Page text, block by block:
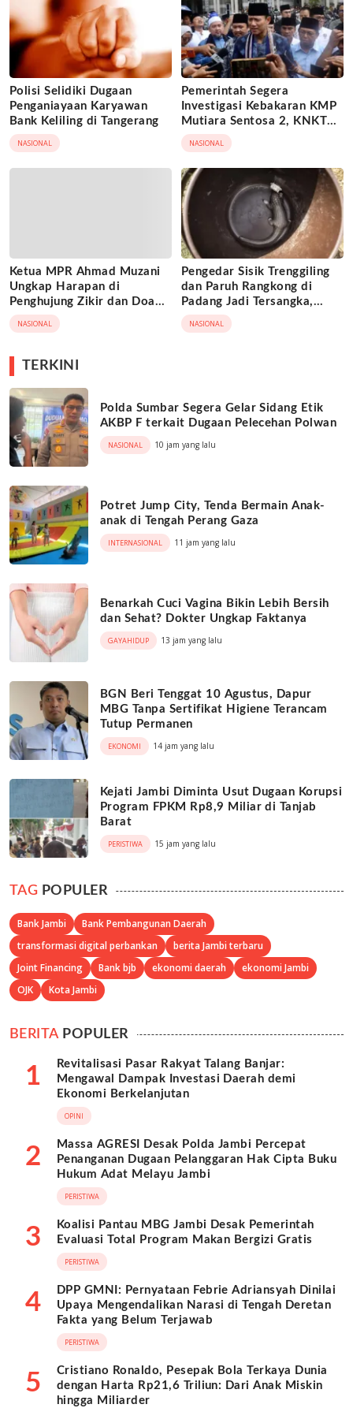
Polisi Selidiki Dugaan
Penganiayaan Karyawan
Bank Keliling di Tangerang
NASIONAL
Pemerintah Segera
Investigasi Kebakaran KMP
Mutiara Sentosa 2, KNKT
Turun Tangan
NASIONAL
Ketua MPR Ahmad Muzani
Ungkap Harapan di
Penghujung Zikir dan Doa
Kebangsaan
NASIONAL
Pengedar Sisik Trenggiling
dan Paruh Rangkong di
Padang Jadi Tersangka,
Terancam 15 Tahun Penjara
NASIONAL
TERKINI
Polda Sumbar Segera Gelar Sidang Etik
AKBP F terkait Dugaan Pelecehan Polwan
NASIONAL 10 jam yang lalu
Potret Jump City, Tenda Bermain Anak-
anak di Tengah Perang Gaza
INTERNASIONAL 11 jam yang lalu
Benarkah Cuci Vagina Bikin Lebih Bersih
dan Sehat? Dokter Ungkap Faktanya
GAYAHIDUP 13 jam yang lalu
BGN Beri Tenggat 10 Agustus, Dapur
MBG Tanpa Sertifikat Higiene Terancam
Tutup Permanen
EKONOMI 14 jam yang lalu
Kejati Jambi Diminta Usut Dugaan Korupsi
Program FPKM Rp8,9 Miliar di Tanjab
Barat
PERISTIWA 15 jam yang lalu
TAG POPULER
Bank Jambi
Bank Pembangunan Daerah
transformasi digital perbankan
berita Jambi terbaru
Joint Financing
Bank bjb ekonomi daerah
ekonomi Jambi
OJK
Kota Jambi
BERITAPOPULER
1
Revitalisasi Pasar Rakyat Talang Banjar:
Mengawal Dampak Investasi Daerah demi
Ekonomi Berkelanjutan
OPINI
2
Massa AGRESI Desak Polda Jambi Percepat
Penanganan Dugaan Pelanggaran Hak Cipta Buku
Hukum Adat Melayu Jambi
PERISTIWA
3
Koalisi Pantau MBG Jambi Desak Pemerintah
Evaluasi Total Program Makan Bergizi Gratis
PERISTIWA
4
DPP GMNI: Pernyataan Febrie Adriansyah Dinilai
Upaya Mengendalikan Narasi di Tengah Deretan
Fakta yang Belum Terjawab
PERISTIWA
5
Cristiano Ronaldo, Pesepak Bola Terkaya Dunia
dengan Harta Rp21,6 Triliun: Dari Anak Miskin
hingga Miliarder